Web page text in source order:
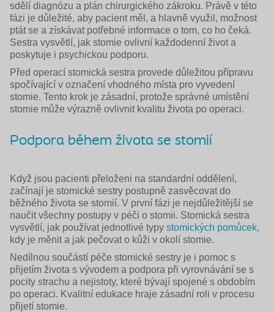
sdělí diagnózu a plán chirurgického zákroku. Právě v této
fázi je důležité, aby pacient měl, a hlavně využil, možnost
ptát se a získávat potřebné informace o tom, co ho čeká.
Sestra vysvětlí, jak stomie ovlivní každodenní život a
poskytuje i psychickou podporu.
Před operací stomická sestra provede důležitou přípravu
spočívající v označení vhodného místa pro vyvedení
stomie. Tento krok je zásadní, protože správné umístění
stomie může výrazně ovlivnit kvalitu života po operaci.
Podpora během života se stomií
Když jsou pacienti přeloženi na standardní oddělení,
začínají je stomické sestry postupně zasvěcovat do
běžného života se stomií. V první fázi je nejdůležitější se
naučit všechny postupy v péči o stomii. Stomická sestra
vysvětlí, jak používat jednotlivé typy stomických pomůcek,
kdy je měnit a jak pečovat o kůži v okolí stomie.
Nedílnou součástí péče stomické sestry je i pomoc s
přijetím života s vývodem a podpora při vyrovnávání se s
pocity strachu a nejistoty, které bývají spojené s obdobím
po operaci. Kvalitní edukace hraje zásadní roli v procesu
přijetí stomie.